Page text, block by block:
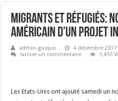
Migrants et réfugiés:
américain d’un projet
admin-guiquo 4 décembre 2017
laisser un commentaire
1,455
Les Etats-Unis ont ajouté samedi un